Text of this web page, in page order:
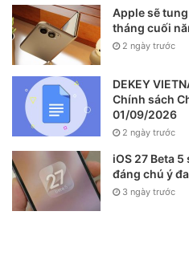
Apple sẽ
tháng cuối
2 ngày trước
DEKEY
Chính sách
01/09/2026
2 ngày trước
iOS 27 Beta
đáng chú ý
3 ngày trước